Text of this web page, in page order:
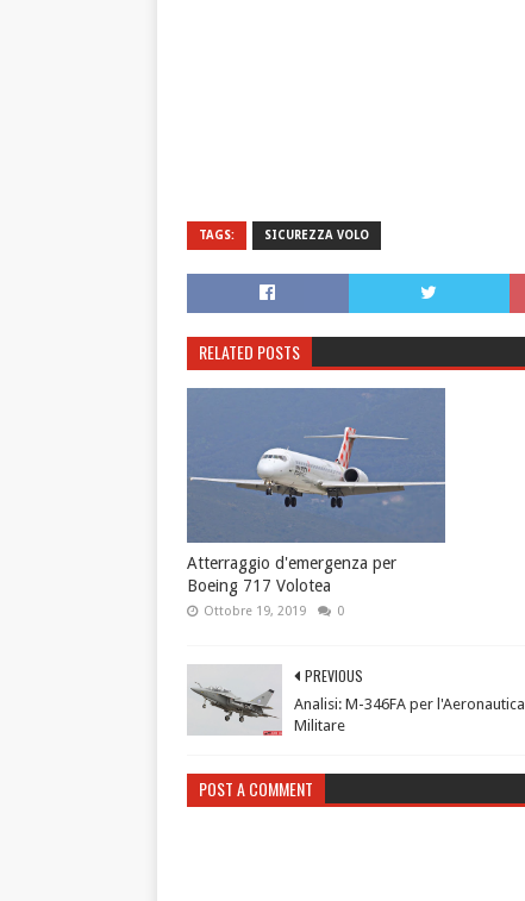
TAGS: SICUREZZA VOLO
RELATED POSTS
Atterraggio d'emergenza per
Boeing 717 Volotea
Ottobre 19, 2019 0
PREVIOUS
Analisi: M-346FA per l'Aeronautica
Militare
POST A COMMENT